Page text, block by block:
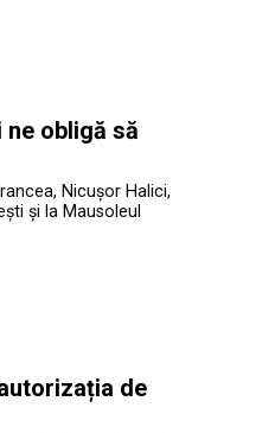
obligă să
Nicușor Halici,
și la Mausoleul
de